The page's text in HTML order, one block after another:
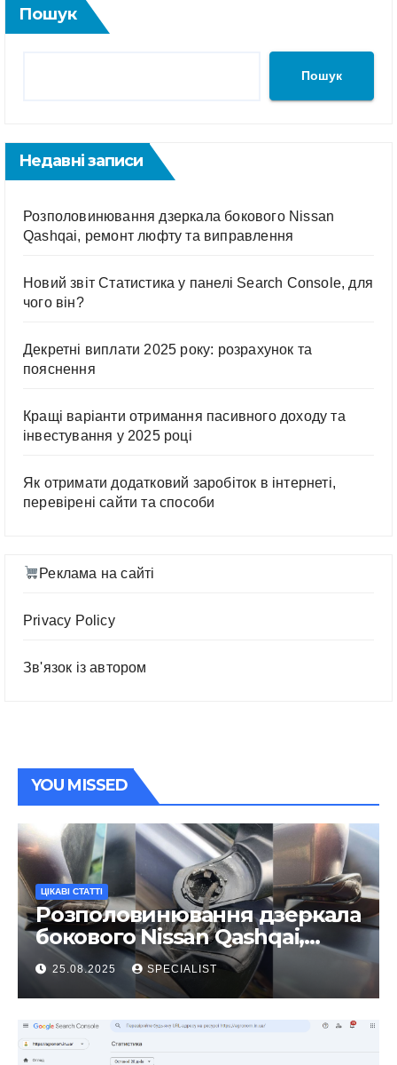
Пошук
Пошук
Недавні записи
Розполовинювання дзеркала бокового Nissan
Qashqai, ремонт люфту та виправлення
Новий звіт Статистика у панелі Search Console, для
чого він?
Декретні виплати 2025 року: розрахунок та
пояснення
Кращі варіанти отримання пасивного доходу та
інвестування у 2025 році
Як отримати додатковий заробіток в інтернеті,
перевірені сайти та способи
Реклама на сайті
Privacy Policy
Зв'язок із автором
YOU MISSED
ЦІКАВІ СТАТТІ
Розполовинювання дзеркала
бокового Nissan Qashqai,
ремонт люфту та
виправлення
25.08.2025 SPECIALIST